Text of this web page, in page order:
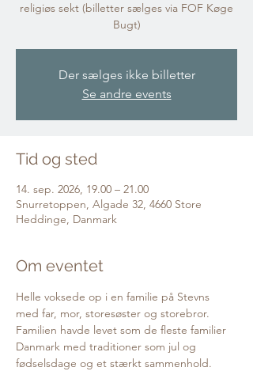
religiøs sekt (billetter sælges via FOF Køge
Bugt)
Der sælges ikke billetter
Se andre events
Tid og sted
14. sep. 2026, 19.00 – 21.00
Snurretoppen, Algade 32, 4660 Store
Heddinge, Danmark
Om eventet
Helle voksede op i en familie på Stevns
med far, mor, storesøster og storebror.
Familien havde levet som de fleste familier
Danmark med traditioner som jul og
fødselsdage og et stærkt sammenhold.